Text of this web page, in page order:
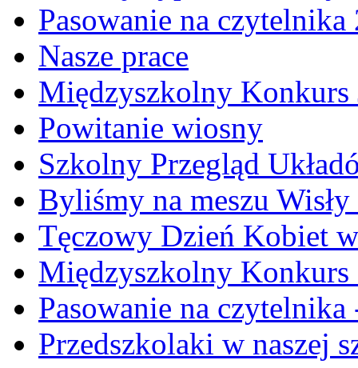
Pasowanie na czytelnika
Nasze prace
Międzyszkolny
Powitanie wiosny
Szkolny Przegląd
Byliśmy na meszu
Tęczowy Dzień Kobiet
Międzyszkolny
Pasowanie na czytelnika
Przedszkolaki w naszej